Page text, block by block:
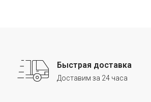
Быстрая доставка
Доставим за 24 часа